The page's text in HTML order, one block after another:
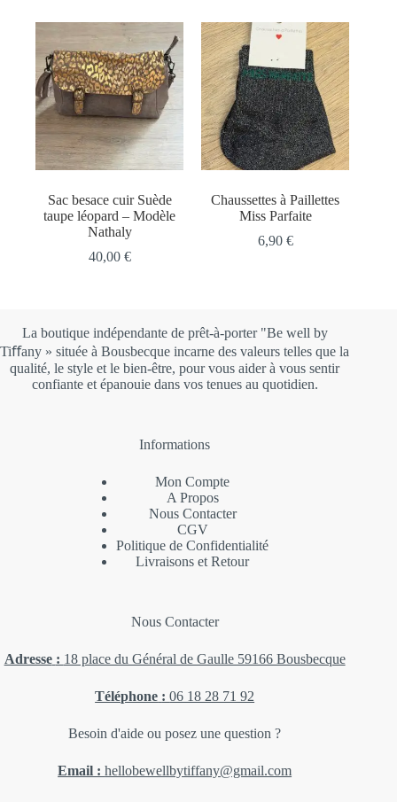
Sac besace cuir Suède
taupe léopard – Modèle
Nathaly
40,00 €
Chaussettes à Paillettes
Miss Parfaite
6,90 €
La boutique indépendante de prêt-à-porter "Be well by
Tiﬀany » située à Bousbecque incarne des valeurs telles que la
qualité, le style et le bien-être, pour vous aider à vous sentir
confiante et épanouie dans vos tenues au quotidien.
Informations
Mon Compte
A Propos
Nous Contacter
CGV
Politique de Confidentialité
Livraisons et Retour
Nous Contacter
Adresse : 18 place du Général de Gaulle 59166 Bousbecque
Téléphone :06 18 28 71 92
Besoin d'aide ou posez une question ?
Email :hellobewellbytiffany@gmail.com